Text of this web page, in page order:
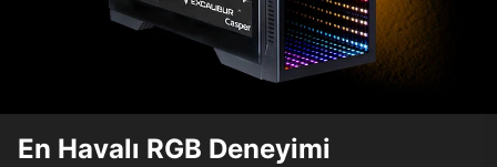
En Havalı RGB Deneyimi